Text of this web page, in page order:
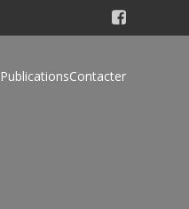
PublicationsContacter